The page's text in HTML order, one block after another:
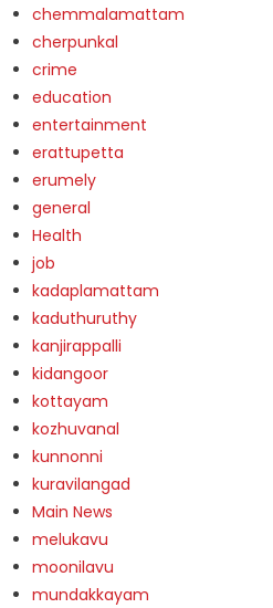
chemmalamattam
cherpunkal
crime
education
entertainment
erattupetta
erumely
general
Health
job
kadaplamattam
kaduthuruthy
kanjirappalli
kidangoor
kottayam
kozhuvanal
kunnonni
kuravilangad
Main News
melukavu
moonilavu
mundakkayam